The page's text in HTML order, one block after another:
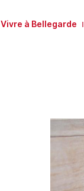
Vivre à Bellegarde